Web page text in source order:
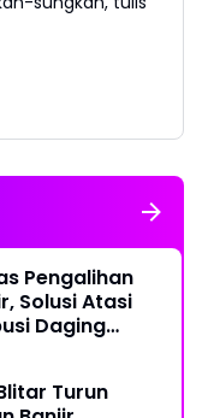
Pengalihan
Solusi Atasi
Daging
Turun